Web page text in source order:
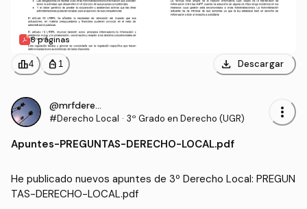
8 páginas
leaderboard4 personal_bag 1 download Descargar
@mrfderecho
#Derecho Local · 3º Grado en Derecho (UGR) more_vert
Apuntes-PREGUNTAS-DERECHO-LOCAL.pdf
He publicado nuevos apuntes de 3º Derecho Local: PREGUN
TAS-DERECHO-LOCAL.pdf